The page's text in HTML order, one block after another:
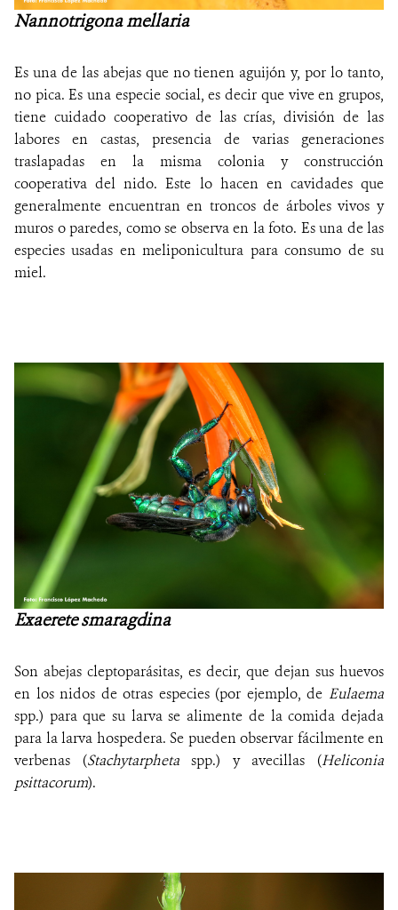
Nannotrigona mellaria
Es una de las abejas que no tienen aguijón y, por lo tanto,
no pica. Es una especie social, es decir que vive en grupos,
tiene cuidado cooperativo de las crías, división de las
labores en castas, presencia de varias generaciones
traslapadas en la misma colonia y construcción
cooperativa del nido. Este lo hacen en cavidades que
generalmente encuentran en troncos de árboles vivos y
muros o paredes, como se observa en la foto. Es una de las
especies usadas en meliponicultura para consumo de su
miel.
Exaerete smaragdina
Son abejas cleptoparásitas, es decir, que dejan sus huevos
en los nidos de otras especies (por ejemplo, de Eulaema
spp.) para que su larva se alimente de la comida dejada
para la larva hospedera. Se pueden observar fácilmente en
verbenas (Stachytarphetaspp.) y avecillas (Heliconia
psittacorum).